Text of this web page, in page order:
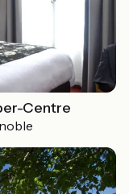
Centre